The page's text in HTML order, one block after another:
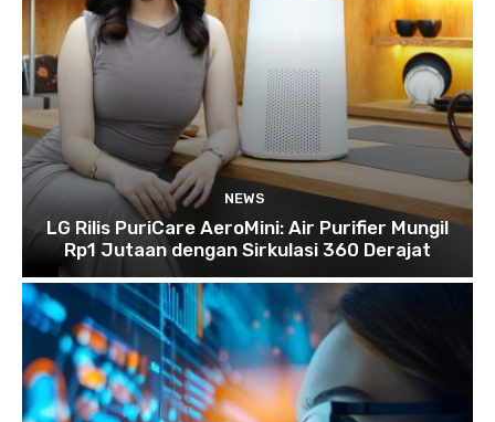
NEWS
LG Rilis PuriCare AeroMini: Air Purifier Mungil
Rp1 Jutaan dengan Sirkulasi 360 Derajat